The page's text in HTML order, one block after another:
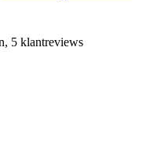
5 klantreviews